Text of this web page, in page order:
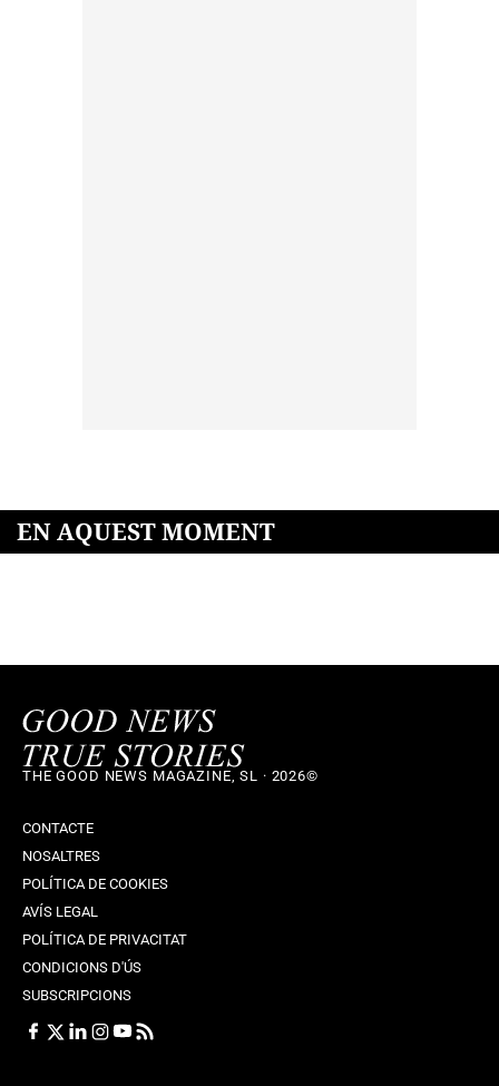
EN AQUEST MOMENT
THE GOOD NEWS MAGAZINE, SL · 2026©
CONTACTE
NOSALTRES
POLÍTICA DE COOKIES
AVÍS LEGAL
POLÍTICA DE PRIVACITAT
CONDICIONS D'ÚS
SUBSCRIPCIONS